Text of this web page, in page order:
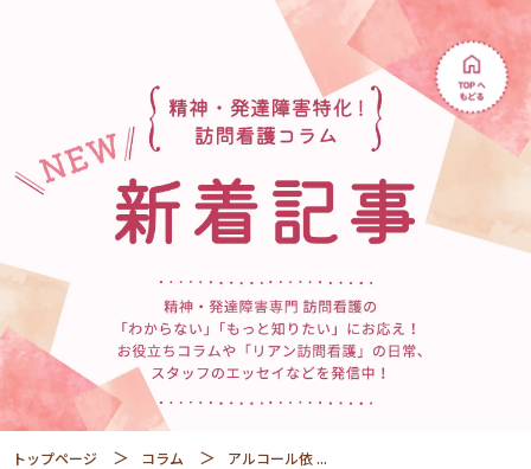
トップページ コラム アルコール依 ...